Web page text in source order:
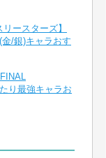
ースターズ】
/銀)キャラおす
り最強キャラお